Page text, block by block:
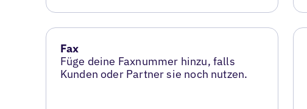
Fax
Füge deine Faxnummer hinzu, falls
Kunden oder Partner sie noch nutzen.